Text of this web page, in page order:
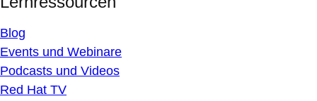
Blog
Events und Webinare
Podcasts und Videos
Red Hat TV